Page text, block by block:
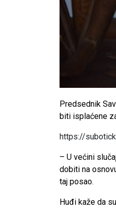
Predsednik
biti isplaćene
https://
– U većini
dobiti na
taj posao.
Huđi kaže da